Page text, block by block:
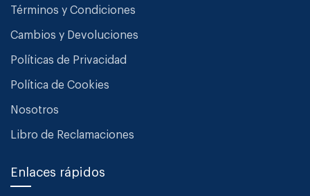
Términos y Condiciones
Cambios y Devoluciones
Políticas de Privacidad
Política de Cookies
Nosotros
Libro de Reclamaciones
Enlaces rápidos